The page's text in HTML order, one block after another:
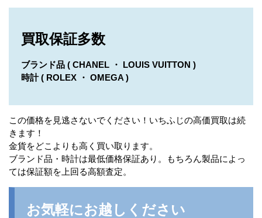
買取保証多数
ブランド品 ( CHANEL ・ LOUIS VUITTON )
時計 ( ROLEX ・ OMEGA )
この価格を見逃さないでください！いちふじの高価買取は続
きます！
金貨をどこよりも高く買い取ります。
ブランド品・時計は最低価格保証あり。もちろん製品によっ
ては保証額を上回る高額査定。
お気軽にお越しください